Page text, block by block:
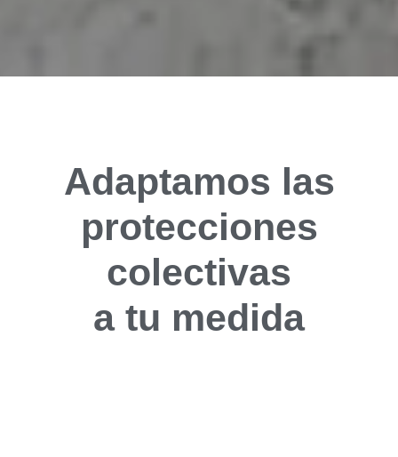
Adaptamos las
protecciones
colectivas
a tu medida​